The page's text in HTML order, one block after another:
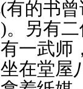
有的书
。另有
一武师
在堂屋